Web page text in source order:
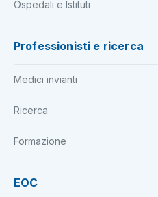
Ospedali e Istituti
Professionisti e ricerca
Medici invianti
Ricerca
Formazione
EOC